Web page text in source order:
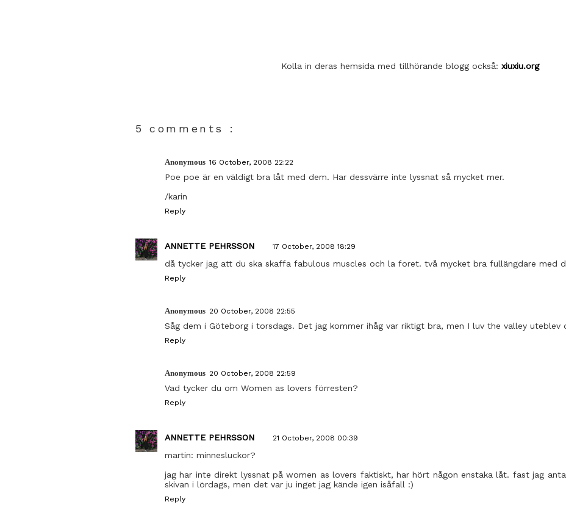
Kolla in deras hemsida med tillhörande blogg också: xiuxiu.org
5 comments :
Anonymous 16 October, 2008 22:22
Poe poe är en väldigt bra låt med dem. Har dessvärre inte lyssnat så mycket mer.
/karin
Reply
ANNETTE PEHRSSON 17 October, 2008 18:29
då tycker jag att du ska skaffa fabulous muscles och la foret. två mycket bra fullängdare med
Reply
Anonymous 20 October, 2008 22:55
Såg dem i Göteborg i torsdags. Det jag kommer ihåg var riktigt bra, men I luv the valley uteblev
Reply
Anonymous 20 October, 2008 22:59
Vad tycker du om Women as lovers förresten?
Reply
ANNETTE PEHRSSON 21 October, 2008 00:39
martin: minnesluckor?
jag har inte direkt lyssnat på women as lovers faktiskt, har hört någon enstaka låt. fast jag
skivan i lördags, men det var ju inget jag kände igen isåfall :)
Reply